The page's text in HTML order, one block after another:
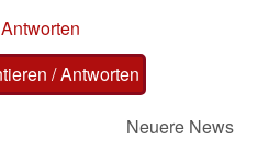
Antworten
/ Antworten
Neuere News